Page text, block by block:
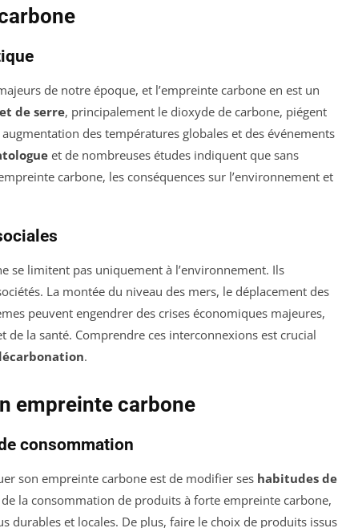
de notre époque, et l’empreinte carbone en est un
de serre, principalement le dioxyde de carbone, piégent
des températures globales et des événements
et de nombreuses études indiquent que sans
carbone, les conséquences sur l’environnement et
se limitent pas uniquement à l’environnement. Ils
La montée du niveau des mers, le déplacement des
peuvent engendrer des crises économiques majeures,
de la santé. Comprendre ces interconnexions est crucial
.
empreinte carbone
consommation
son empreinte carbone est de modifier ses habitudes de
la consommation de produits à forte empreinte carbone,
durables et locales. De plus, faire le choix de produits issus